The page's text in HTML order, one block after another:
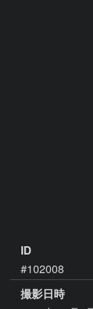
ID
#102008
撮影日時